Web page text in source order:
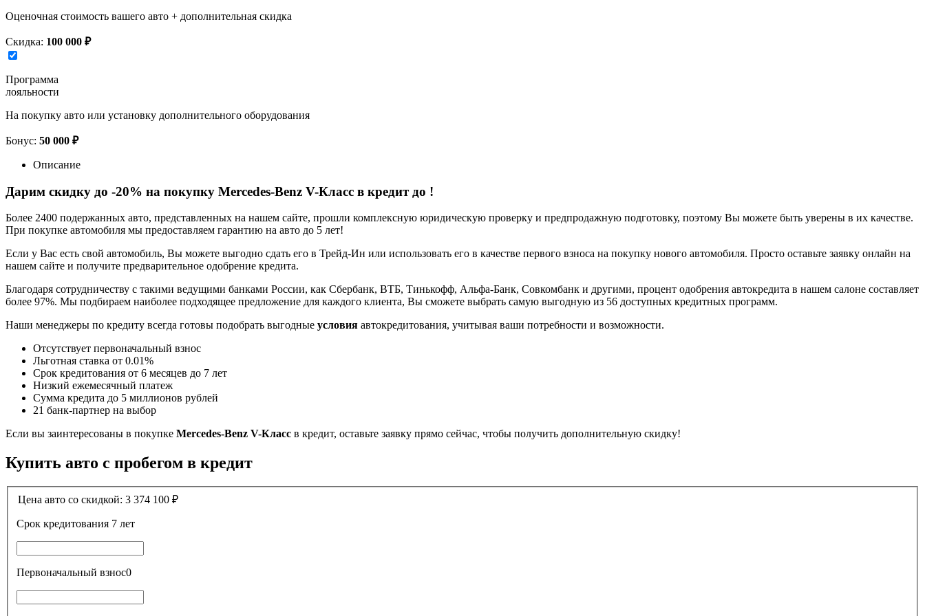
Оценочная стоимость вашего авто + дополнительная скидка
Скидка: 100 000 ₽
Программа
лояльности
На покупку авто или установку дополнительного оборудования
Бонус: 50 000 ₽
Описание
Дарим скидку до -20% на покупку Mercedes-Benz V-Класс в кредит до !
Более 2400 подержанных авто, представленных на нашем сайте, прошли комплексную юридическую проверку и предпродажную подготовку, поэтому Вы можете быть уверены в их качестве.
При покупке автомобиля мы предоставляем гарантию на авто до 5 лет!
Если у Вас есть свой автомобиль, Вы можете выгодно сдать его в Трейд-Ин или использовать его в качестве первого взноса на покупку нового автомобиля. Просто оставьте заявку онлайн на
нашем сайте и получите предварительное одобрение кредита.
Благодаря сотрудничеству с такими ведущими банками России, как Сбербанк, ВТБ, Тинькофф, Альфа-Банк, Совкомбанк и другими, процент одобрения автокредита в нашем салоне составляет
более 97%. Мы подбираем наиболее подходящее предложение для каждого клиента, Вы сможете выбрать самую выгодную из 56 доступных кредитных программ.
Наши менеджеры по кредиту всегда готовы подобрать выгодные условия автокредитования, учитывая ваши потребности и возможности.
Отсутствует первоначальный взнос
Льготная ставка от 0.01%
Срок кредитования от 6 месяцев до 7 лет
Низкий ежемесячный платеж
Сумма кредита до 5 миллионов рублей
21 банк-партнер на выбор
Если вы заинтересованы в покупке Mercedes-Benz V-Класс в кредит, оставьте заявку прямо сейчас, чтобы получить дополнительную скидку!
Купить авто с пробегом в кредит
Цена авто со скидкой: 3 374 100 ₽
Срок кредитования 7 лет
Первоначальный взнос0